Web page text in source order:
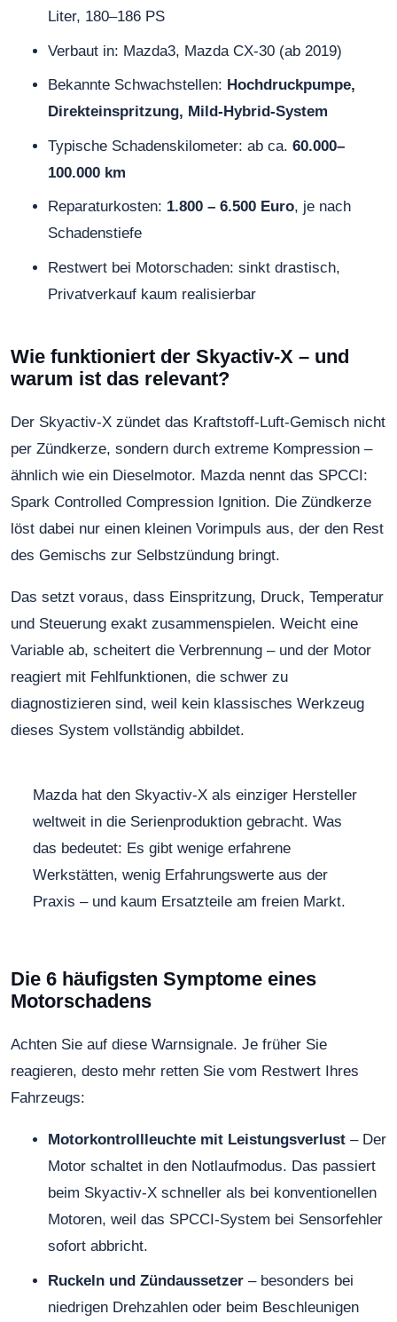
Liter, 180–186 PS
Verbaut in: Mazda3, Mazda CX-30 (ab 2019)
Bekannte Schwachstellen: Hochdruckpumpe,
Direkteinspritzung, Mild-Hybrid-System
Typische Schadenskilometer: ab ca. 60.000–
100.000 km
Reparaturkosten: 1.800 – 6.500 Euro, je nach
Schadenstiefe
Restwert bei Motorschaden: sinkt drastisch,
Privatverkauf kaum realisierbar
Wie funktioniert der Skyactiv-X – und
warum ist das relevant?
Der Skyactiv-X zündet das Kraftstoff-Luft-Gemisch nicht
per Zündkerze, sondern durch extreme Kompression –
ähnlich wie ein Dieselmotor. Mazda nennt das SPCCI:
Spark Controlled Compression Ignition. Die Zündkerze
löst dabei nur einen kleinen Vorimpuls aus, der den Rest
des Gemischs zur Selbstzündung bringt.
Das setzt voraus, dass Einspritzung, Druck, Temperatur
und Steuerung exakt zusammenspielen. Weicht eine
Variable ab, scheitert die Verbrennung – und der Motor
reagiert mit Fehlfunktionen, die schwer zu
diagnostizieren sind, weil kein klassisches Werkzeug
dieses System vollständig abbildet.
Mazda hat den Skyactiv-X als einziger Hersteller
weltweit in die Serienproduktion gebracht. Was
das bedeutet: Es gibt wenige erfahrene
Werkstätten, wenig Erfahrungswerte aus der
Praxis – und kaum Ersatzteile am freien Markt.
Die 6 häufigsten Symptome eines
Motorschadens
Achten Sie auf diese Warnsignale. Je früher Sie
reagieren, desto mehr retten Sie vom Restwert Ihres
Fahrzeugs:
Motorkontrollleuchte mit Leistungsverlust – Der
Motor schaltet in den Notlaufmodus. Das passiert
beim Skyactiv-X schneller als bei konventionellen
Motoren, weil das SPCCI-System bei Sensorfehler
sofort abbricht.
Ruckeln und Zündaussetzer – besonders bei
niedrigen Drehzahlen oder beim Beschleunigen